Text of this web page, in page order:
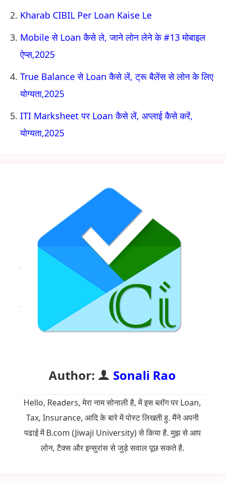
Kharab CIBIL Per Loan Kaise Le
Mobile से Loan कैसे ले, जाने लोन लेने के #13 मोबाइल
ऐप्स,2025
True Balance से Loan कैसे लें, ट्रू बैलेंस से लोन के लिए
योग्यता,2025
ITI Marksheet पर Loan कैसे लें, अप्लाई कैसे करें,
योग्यता,2025
Author: Sonali Rao
Hello, Readers, मेरा नाम सोनाली है, में इस ब्लॉग पर Loan,
Tax, Insurance, आदि के बारे में पोस्ट लिखती हु. मैंने अपनी
पढाई में B.com (Jiwaji University) से किया है. मुझ से आप
लोन, टैक्स और इन्सुरांस से जुड़े सवाल पूछ सकते है.